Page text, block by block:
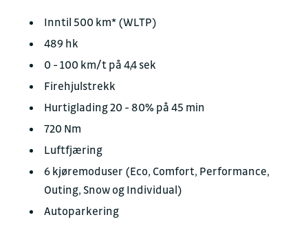
Inntil 500 km* (WLTP)
489 hk
0 - 100 km/t på 4,4 sek
Firehjulstrekk
Hurtiglading 20 - 80% på 45 min
720 Nm
Luftfjæring
6 kjøremoduser (Eco, Comfort, Performance,
Outing, Snow og Individual)
Autoparkering